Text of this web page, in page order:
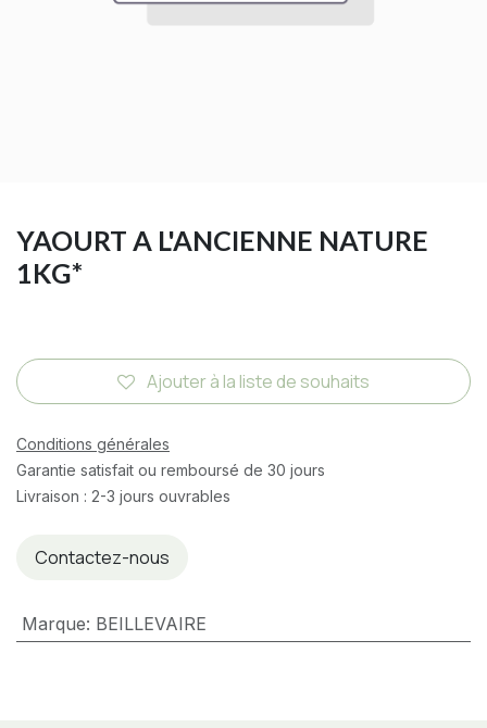
YAOURT A L'ANCIENNE NATURE
1KG*
Ajouter à la liste de souhaits
Conditions générales
Garantie satisfait ou remboursé de 30 jours
Livraison : 2-3 jours ouvrables
Contactez-nous
Marque: BEILLEVAIRE